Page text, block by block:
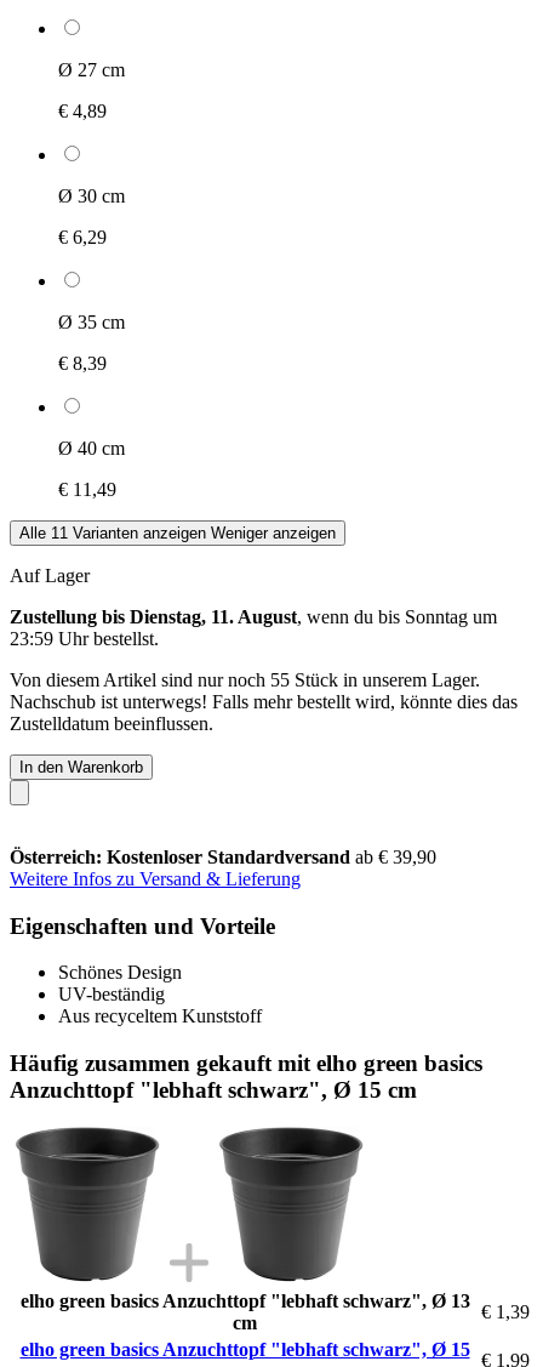
Ø 27 cm
€ 4,89
Ø 30 cm
€ 6,29
Ø 35 cm
€ 8,39
Ø 40 cm
€ 11,49
Alle 11 Varianten anzeigen Weniger anzeigen
Auf Lager
Zustellung bis Dienstag, 11. August, wenn du bis Sonntag um
23:59 Uhrbestellst.
Von diesem Artikel sind nur noch 55 Stück in unserem Lager.
Nachschub ist unterwegs! Falls mehr bestellt wird, könnte dies das
Zustelldatum beeinflussen.
In den Warenkorb
Österreich: Kostenloser Standardversand ab € 39,90
Weitere Infos zu Versand & Lieferung
Eigenschaften und Vorteile
Schönes Design
UV-beständig
Aus recyceltem Kunststoff
Häufig zusammen gekauft mit elho green basics
Anzuchttopf "lebhaft schwarz", Ø 15 cm
elho green basics Anzuchttopf "lebhaft schwarz", Ø 13
cm
€ 1,39
elho green basics Anzuchttopf "lebhaft schwarz", Ø 15
€ 1,99